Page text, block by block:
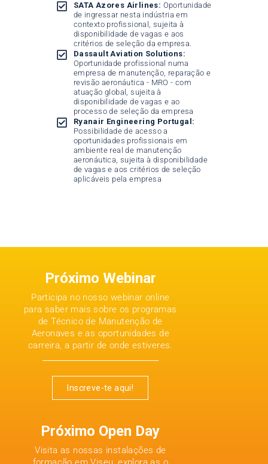
SATA Azores Airlines: Oportunidade
de ingressar nesta indústria em
contexto profissional, sujeita à
disponibilidade de vagas e aos
critérios de seleção da empresa.
Dassault Aviation Solutions:
Oportunidade profissional numa
empresa de manutenção, reparação e
revisão aeronáutica - MRO - com
atuação global, sujeita à
disponibilidade de vagas e ao
processo de seleção da empresa
Ryanair Engineering Portugal:
Possibilidade de acesso a
oportunidades profissionais em
ambiente real de manutenção
aeronáutica, sujeita à disponibilidade
de vagas e aos critérios de seleção
aplicáveis pela empresa
Próximo Webinar
Participa no nosso webinar online
para saber mais sobre os programas
de Técnico de Manutenção de
Aeronaves e as oportunidades de
carreira, a partir de onde estiveres.
Inscreve-te aqui!
Próximo Open Day
Visita as nossas instalações de